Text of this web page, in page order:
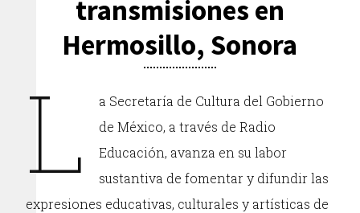
transmisiones en
Hermosillo, Sonora
L
a Secretaría de Cultura del Gobierno
de México, a través de Radio
Educación, avanza en su labor
sustantiva de fomentar y difundir las
expresiones educativas, culturales y artísticas de